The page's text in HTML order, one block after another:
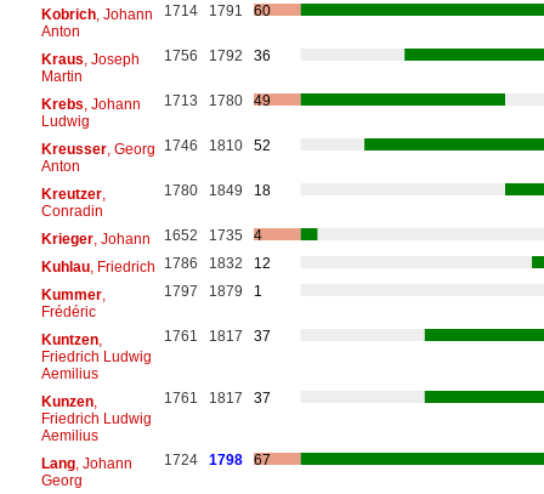
Kobrich, Johann
Anton
1714 1791 60
Kraus , Joseph
Martin
1756 1792 36
Krebs , Johann
Ludwig
1713 1780 49
Kreusser, Georg
Anton
1746 1810 52
Kreutzer,
Conradin
1780 1849 18
Krieger, Johann 1652 1735
4
Kuhlau, Friedrich 1786 1832
12
Kummer,
Frédéric
1797 1879 1
Kuntzen,
Friedrich Ludwig
Aemilius
1761 1817 37
Kunzen,
Friedrich Ludwig
Aemilius
1761 1817 37
Lang, Johann
Georg
1724 1798 67